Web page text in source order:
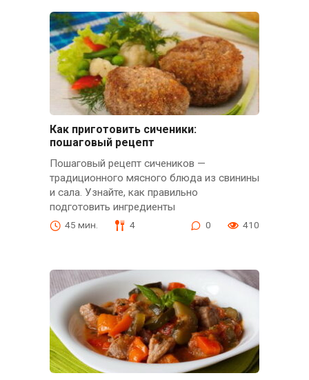
Как приготовить сиченики:
пошаговый рецепт
Пошаговый рецепт сичеников —
традиционного мясного блюда из свинины
и сала. Узнайте, как правильно
подготовить ингредиенты
45 мин. 4 0 410